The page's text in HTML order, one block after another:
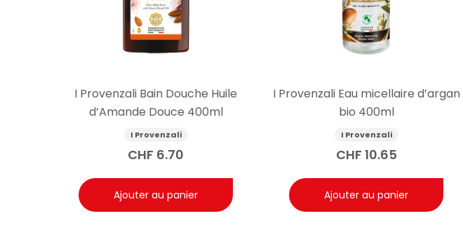
I Provenzali Bain Douche Huile
d’Amande Douce 400ml
I Provenzali
CHF 6.70
Ajouter au panier
I Provenzali Eau micellaire d’argan
bio 400ml
I Provenzali
CHF 10.65
Ajouter au panier